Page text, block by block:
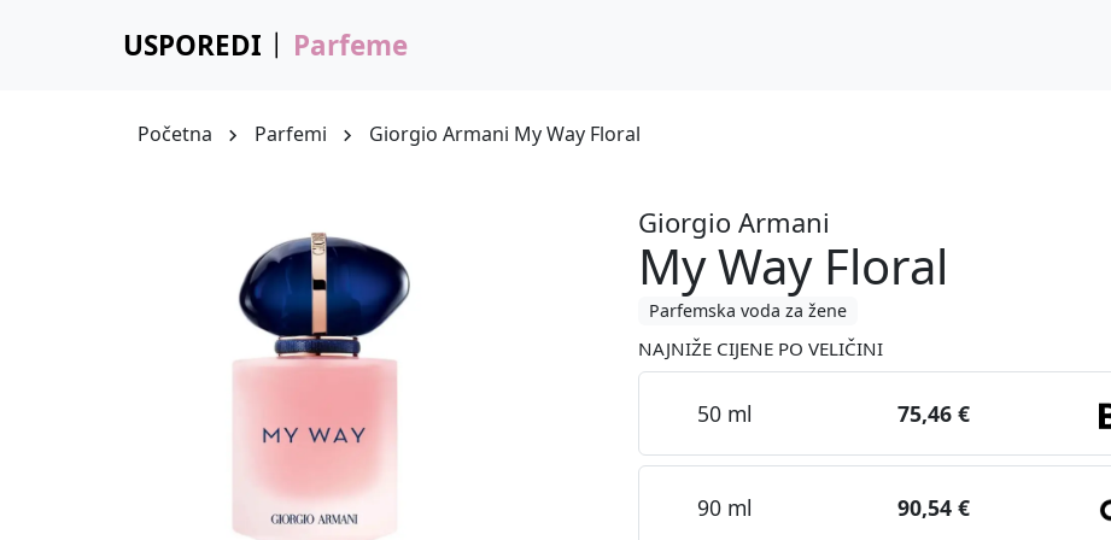
USPOREDI Parfeme
Početna Parfemi Giorgio Armani My Way Floral
Giorgio Armani
My Way Floral
Parfemska voda za žene
NAJNIŽE CIJENE PO VELIČINI
50 ml 75,46 €
90 ml 90,54 €